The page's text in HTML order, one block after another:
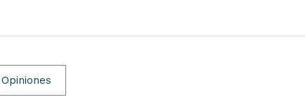
Opiniones